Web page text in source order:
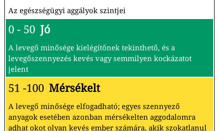
Az egészségügyi aggályok szintjei
0 - 50 Jó
A levegő minősége kielégítőnek tekinthető, és a
levegőszennyezés kevés vagy semmilyen kockázatot
jelent
51 -100 Mérsékelt
A levegő minősége elfogadható; egyes szennyező
anyagok esetében azonban mérsékelten aggodalomra
adhat okot olyan kevés ember számára, akik szokatlanul